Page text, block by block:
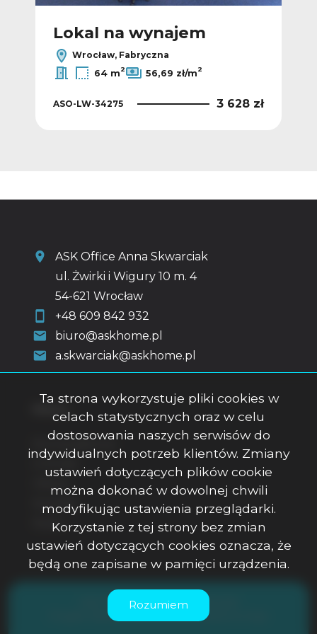
Lokal na wynajem
Wrocław, Fabryczna
64 m2 56,69 zł/m2
ASO-LW-34275 3 628 zł
ASK Office Anna Skwarciak
ul. Żwirki i Wigury 10 m. 4
54-621 Wrocław
+48 609 842 932
biuro@askhome.pl
a.skwarciak@askhome.pl
Strona główna
O firmie
Kontakt
Rodo
ASK Office Anna Skwarciak © 2026
Program dla biur nieruchomości
Galactica Virgo
Ta strona wykorzystuje pliki cookies w
celach statystycznych oraz w celu
dostosowania naszych serwisów do
indywidualnych potrzeb klientów. Zmiany
ustawień dotyczących plików cookie
można dokonać w dowolnej chwili
modyfikując ustawienia przeglądarki.
Korzystanie z tej strony bez zmian
ustawień dotyczących cookies oznacza, że
będą one zapisane w pamięci urządzenia.
Rozumiem